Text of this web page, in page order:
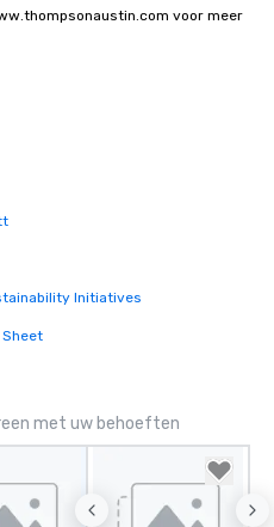
voor meer
Initiatives
met uw behoeften